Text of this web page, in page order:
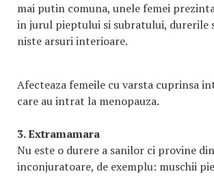
mai putin comuna, unele femei
in jurul pieptului si subratului, durerile
niste arsuri interioare.
Afecteaza femeile cu varsta cuprinsa
care au intrat la menopauza.
3. Extramamara
Nu este o durere a sanilor ci provine
inconjuratoare, de exemplu: muschii